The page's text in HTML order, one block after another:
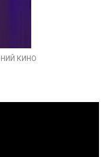
КИНО